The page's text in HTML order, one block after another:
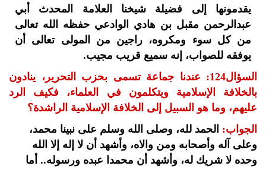
يقدمونها إلى فضيلة شيخنا العلامة المحدث أبي
عبدالرحمن مقبل بن هادي الوادعي حفظه الله تعالى
من كل سوء ومكروه، راجين من المولى تعالى أن
يوفقه للصواب، إنه سميع قريب مجيب.
السؤال124: عندنا جماعة تسمى بحزب التحرير، ينادون
بالخلافة الإسلامية ويتكلمون في العلماء، فكيف الرد
عليهم، وما هو السبيل إلى الخلافة الإسلامية الراشدة؟
الجواب: الحمد لله، وصلى الله وسلم على نبينا محمد،
وعلى آله وأصحابه ومن والاه، وأشهد أن لا إله إلا الله
وحده لا شريك له، وأشهد أن محمدا عبده ورسوله.. أما